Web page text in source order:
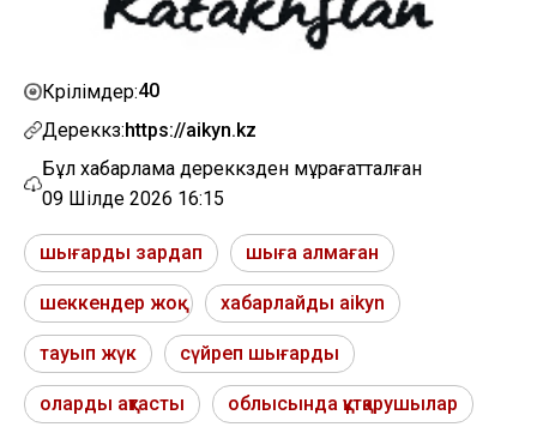
Көрілімдер:40
Дереккөз:https://aikyn.kz
Бұл хабарлама дереккөзден мұрағатталған
09 Шілде 2026 16:15
шығарды зардап шыға алмаған
шеккендер жоқ хабарлайды aikyn
тауып жүк сүйреп шығарды
оларды ақтасты облысында құтқарушылар